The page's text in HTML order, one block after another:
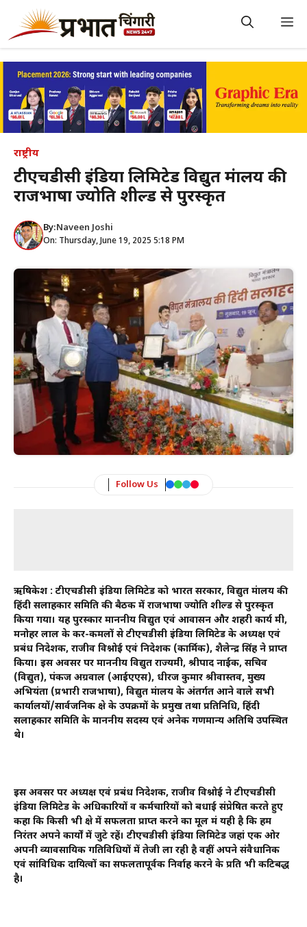
content
राष्ट्रीय
टीएचडीसी इंडिया लिमिटेड विद्युत मंत्रालय की
राजभाषा ज्योति शील्ड से पुरस्कृत
By:Naveen Joshi
On: Thursday, June 19, 2025 5:18 PM
Follow Us
ऋषिकेश : टीएचडीसी इंडिया लिमिटेड को भारत सरकार, विद्युत मंत्रालय की
हिंदी सलाहकार समिति की बैठक में राजभाषा ज्योति शील्ड से पुरस्कृत
किया गया। यह पुरस्कार माननीय विद्युत एवं आवासन और शहरी कार्य मंत्री,
मनोहर लाल के कर-कमलों से टीएचडीसी इंडिया लिमिटेड के अध्यक्ष एवं
प्रबंध निदेशक, राजीव विश्नोई एवं निदेशक (कार्मिक), शैलेन्द्र सिंह ने प्राप्त
किया। इस अवसर पर माननीय विद्युत राज्यमंत्री, श्रीपाद नाईक, सचिव
(विद्युत), पंकज अग्रवाल (आईएएस), धीरज कुमार श्रीवास्तव, मुख्य
अभियंता (प्रभारी राजभाषा), विद्युत मंत्रालय के अंतर्गत आने वाले सभी
कार्यालयों/सार्वजनिक क्षेत्र के उपक्रमों के प्रमुख तथा प्रतिनिधि, हिंदी
सलाहकार समिति के माननीय सदस्य एवं अनेक गणमान्य अतिथि उपस्थित
थे।
इस अवसर पर अध्यक्ष एवं प्रबंध निदेशक, राजीव विश्नोई ने टीएचडीसी
इंडिया लिमिटेड के अधिकारियों व कर्मचारियों को बधाई संप्रेषित करते हुए
कहा कि किसी भी क्षेत्र में सफलता प्राप्त करने का मूल मंत्र यही है कि हम
निरंतर अपने कार्यों में जुटे रहें। टीएचडीसी इंडिया लिमिटेड जहां एक ओर
अपनी व्यावसायिक गतिविधियों में तेजी ला रही है वहीं अपने संवैधानिक
एवं सांविधिक दायित्वों का सफलतापूर्वक निर्वाह करने के प्रति भी कटिबद्ध
है।